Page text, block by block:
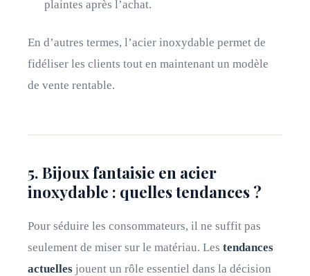
plaintes après l’achat.
En d’autres termes, l’acier inoxydable permet de
fidéliser les clients tout en maintenant un modèle
de vente rentable.
5. Bijoux fantaisie en acier
inoxydable : quelles tendances ?
Pour séduire les consommateurs, il ne suffit pas
seulement de miser sur le matériau. Les tendances
actuelles jouent un rôle essentiel dans la décision